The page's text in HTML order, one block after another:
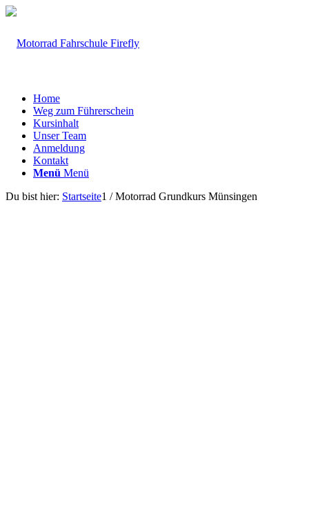
Home
Weg zum Führerschein
Kursinhalt
Unser Team
Anmeldung
Kontakt
Menü Menü
Du bist hier: Startseite1 / Motorrad Grundkurs Münsingen